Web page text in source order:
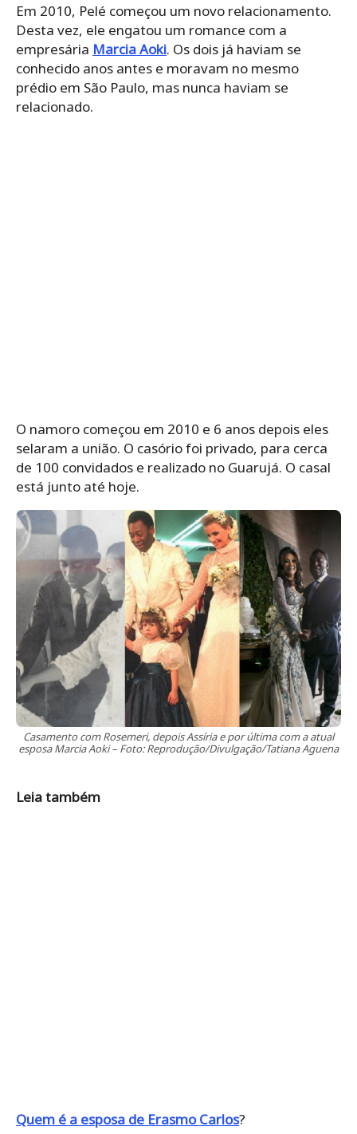
Em 2010, Pelé começou um novo relacionamento.
Desta vez, ele engatou um romance com a
empresária Marcia Aoki. Os dois já haviam se
conhecido anos antes e moravam no mesmo
prédio em São Paulo, mas nunca haviam se
relacionado.
O namoro começou em 2010 e 6 anos depois eles
selaram a união. O casório foi privado, para cerca
de 100 convidados e realizado no Guarujá. O casal
está junto até hoje.
Casamento com Rosemeri, depois Assíria e por última com a atual
esposa Marcia Aoki – Foto: Reprodução/Divulgação/Tatiana Aguena
Leia também
Quem é a esposa de Erasmo Carlos?